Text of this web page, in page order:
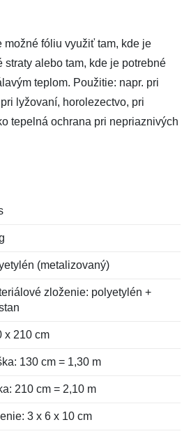
možné fóliu využiť tam, kde je
alebo tam, kde je potrebné
teplom. Použitie: napr. pri
lyžovaní, horolezectvo, pri
tepelná ochrana pri nepriaznivých
(metalizovaný)
zloženie: polyetylén +
x 210 cm
130 cm = 1,30 m
210 cm = 2,10 m
3 x 6 x 10 cm